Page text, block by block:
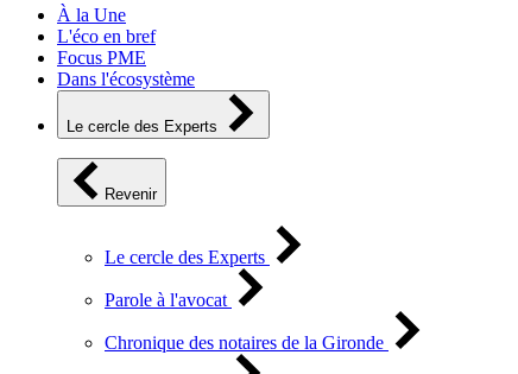
À la Une
L'éco en bref
Focus PME
Dans l'écosystème
Le cercle des Experts
Revenir
Le cercle des Experts
Parole à l'avocat
Chronique des notaires de la Gironde